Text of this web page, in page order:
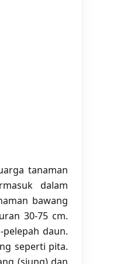
tanaman
dalam
bawang
30-75 cm.
daun.
seperti pita.